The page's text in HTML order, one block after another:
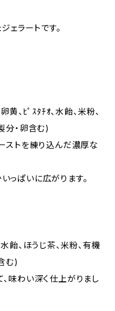
ェラートです。
、ﾋﾟｽﾀﾁｵ、水飴、米粉、
分・卵含む)
ストを練り込んだ濃厚な
っぱいに広がります。
飴、ほうじ茶、米粉、有機
む)
味わい深く仕上がりまし